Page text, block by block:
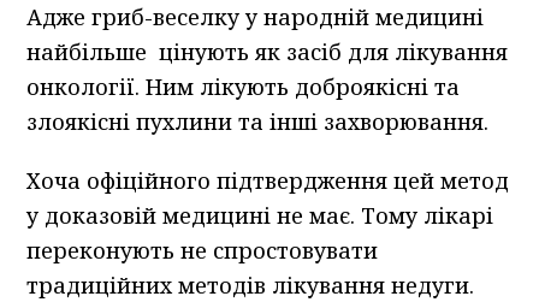
Адже гриб-веселку у народній медицині
найбільше цінують як засіб для лікування
онкології. Ним лікують доброякісні та
злоякісні пухлини та інші захворювання.
Хоча офіційного підтвердження цей метод
у доказовій медицині не має. Тому лікарі
переконують не спростовувати
традиційних методів лікування недуги.